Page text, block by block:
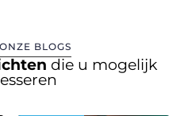
BLOGS
die u mogelijk